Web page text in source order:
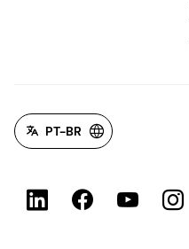
PT-BR